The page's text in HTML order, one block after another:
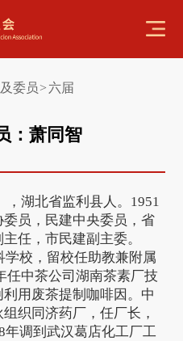
委员 > 六届
：萧同智
湖北省监利县人。1951
员，民建中央委员，省
任，市民建副主委。
学校，留校任助教兼附属
任中茶公司湖南茶素厂技
用废茶提制咖啡因。中
织同济药厂，任厂长，
年调到武汉葛店化工厂工